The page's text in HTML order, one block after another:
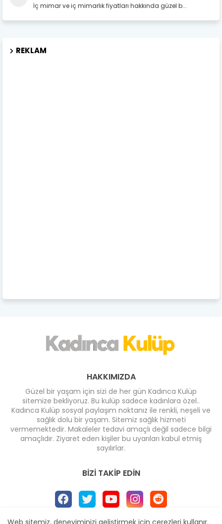
İç mimar ve iç mimarlık fiyatları hakkında güzel b...
REKLAM
HAKKIMIZDA
Güzel bir yaşam için sizi de her gün Kadınca Kulüp
sitemize bekliyoruz. Bu kulüp sadece kadınlara özel..
Kadınca Kulüp sosyal paylaşım noktanız ile renkli, neşeli ve
sağlık dolu bir yaşam. Sitemiz sağlık hizmeti
vermemektedir. Makaleler tedavi amaçlı değil sadece bilgi
amaçlıdır. Ziyaret eden kişiler bu uyarıları kabul etmiş
sayılırlar.
BIZI TAKIP EDIN
Web sitemiz, deneyiminizi geliştirmek için çerezleri kullanır.